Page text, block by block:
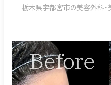
栃木県宇都宮市の美容外科